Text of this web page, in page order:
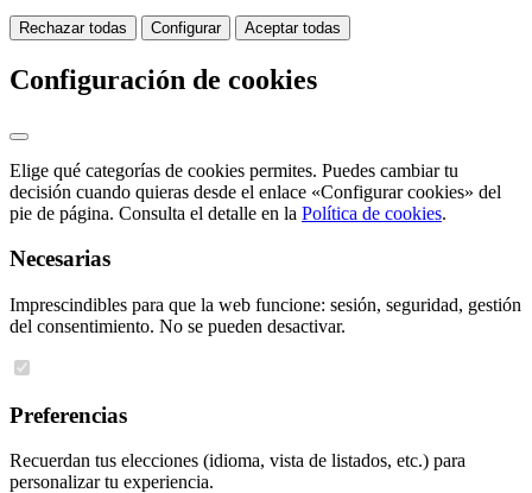
Rechazar todas Configurar Aceptar todas
Configuración de cookies
Elige qué categorías de cookies permites. Puedes cambiar tu
decisión cuando quieras desde el enlace «Configurar cookies» del
pie de página. Consulta el detalle en la Política de cookies.
Necesarias
Imprescindibles para que la web funcione: sesión, seguridad, gestión
del consentimiento. No se pueden desactivar.
Preferencias
Recuerdan tus elecciones (idioma, vista de listados, etc.) para
personalizar tu experiencia.